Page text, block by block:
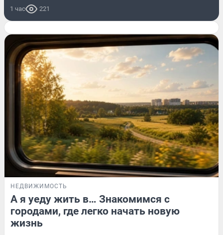
1 час 221
НЕДВИЖИМОСТЬ
А я уеду жить в… Знакомимся с
городами, где легко начать новую
жизнь